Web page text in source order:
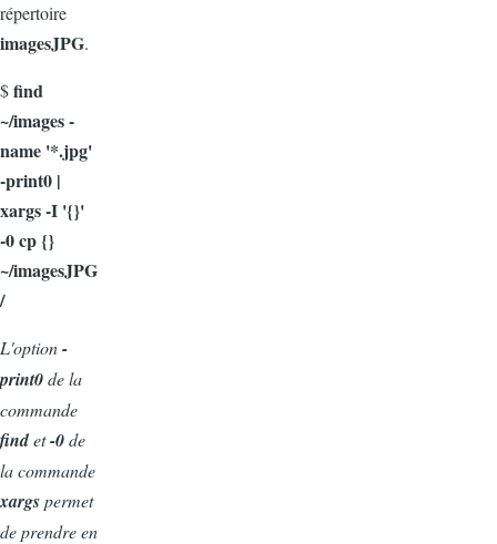
répertoire
imagesJPG.
$find
~/images -
name '*.jpg'
-print0 |
xargs -I '{}'
-0 cp {}
~/imagesJPG
/
L'option-
print0de la
commande
findet-0de
la commande
xargspermet
de prendre en